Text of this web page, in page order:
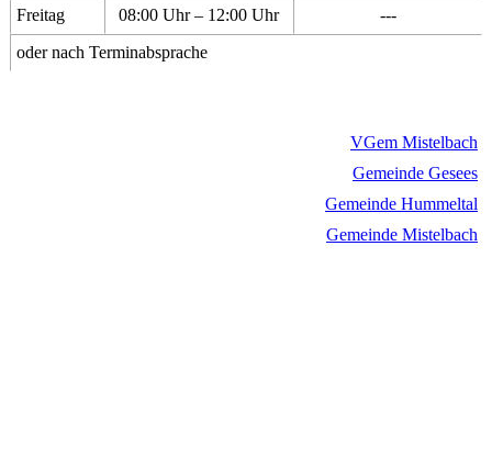
Freitag
08:00 Uhr – 12:00 Uhr
---
oder nach Terminabsprache
VGem Mistelbach
Gemeinde Gesees
Gemeinde Hummeltal
Gemeinde Mistelbach